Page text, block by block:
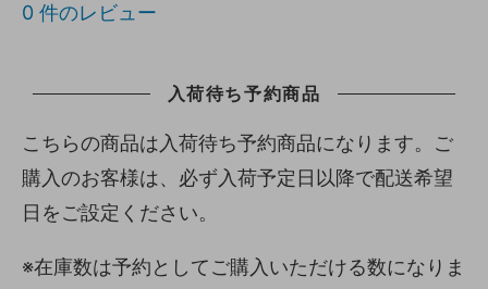
0 件のレビュー
入荷待ち予約商品
こちらの商品は入荷待ち予約商品になります。ご
購入のお客様は、必ず入荷予定日以降で配送希望
日をご設定ください。
※在庫数は予約としてご購入いただける数になりま